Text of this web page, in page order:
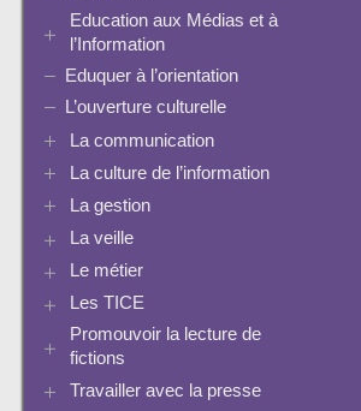
Education aux Médias et à
l’Information
EMI et translittératie
La culture de la participation
Identité / Présence numérique / Traces
Informatique, algorithmes et réalité
Enseigner Google
Ressources pour penser une
Eduquer à l’orientation
L’ouverture culturelle
La communication
Plaquettes de communication
Présence numérique du CDI
La culture de l’information
Ressources pour penser une
La recherche documentaire
Progression info-documentaire
Evaluation de l’information et
Séquences à télécharger
La gestion
Les logiciels documentaires
Bcdi esidoc
La veille
Netvibes
Scoop.it
Le métier
Perspective historique
Pratiques
Les TICE
Archives Audiovisuel et Tice
Promouvoir la lecture de
fictions
Bibliographies
Travailler avec la presse